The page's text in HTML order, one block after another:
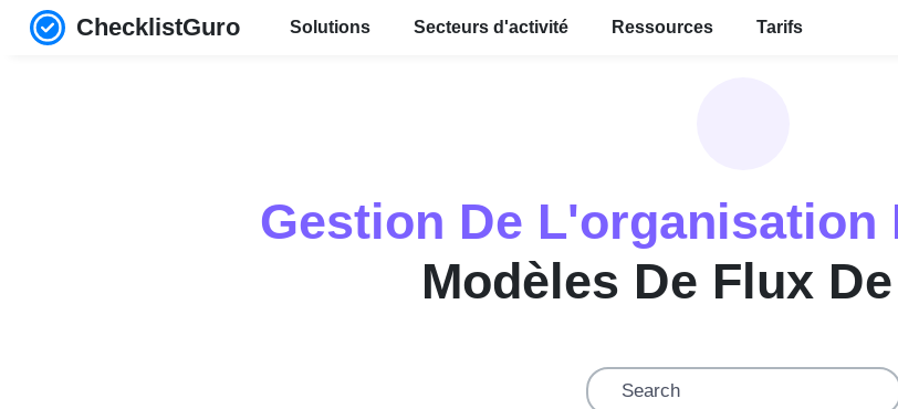
ChecklistGuro Solutions Secteurs d'activité Ressources Tarifs
Gestion De L'organisation
Modèles De Flux